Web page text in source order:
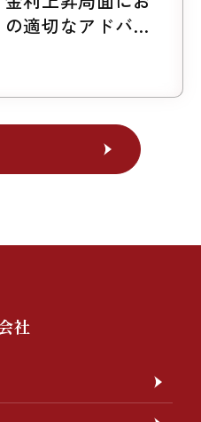
適切なアドバイ
社